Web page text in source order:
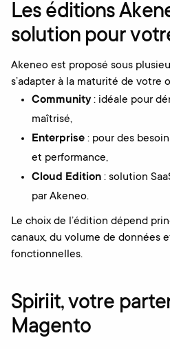
Les éditions
solution pour
Akeneo est proposé sous
s’adapter à la maturité de votre
Community : idéale pour
maîtrisé,
Enterprise : pour des
et performance,
Cloud Edition : solution
par Akeneo.
Le choix de l’édition dépend
canaux, du volume de données
fonctionnelles.
Spiriit, votre
Magento